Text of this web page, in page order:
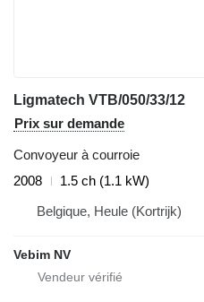
Ligmatech VTB/050/33/12
Prix sur demande
Convoyeur à courroie
2008
1.5 ch (1.1 kW)
Belgique, Heule (Kortrijk)
Vebim NV